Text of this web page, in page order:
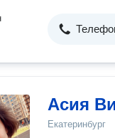
Асия
Екатеринбург